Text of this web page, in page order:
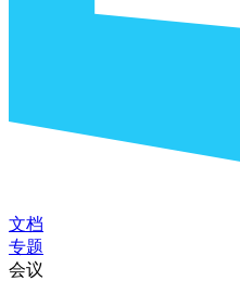
文档
专题
会议